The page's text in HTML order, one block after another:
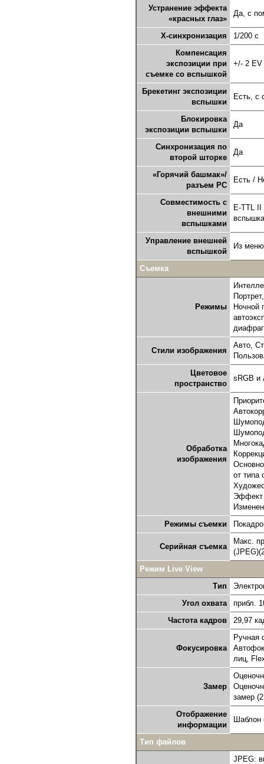
Устранение эффекта
«красных глаз»
Да, с
X-синхронизация
1/200 с
Компенсация
экспозиции при
съемке со вспышкой
+/- 2 EV
Брекетинг экспозиции
вспышки
Есть, с
Блокировка
экспозиции вспышки
Да
Синхронизация по
второй шторке
Да
«Горячий башмак»/
разъем PC
Есть /
Совместимость с
внешними
вспышками
E-TTL
Управление внешней
вспышкой
Из
Съемка
Режимы
Ночной
Стили изображения
Авто,
Цветовое
пространство
sRGB и
Обработка
изображения
от типа
Эффект
Режимы съемки
Серийная съемка
Макс.
Режим Live View
Тип
Угол охвата
прибл.
Частота кадров
29,97
Фокусировка
Ручная
лиц,
Замер
замер
Отображение
информации
Тип файлов
JPEG: